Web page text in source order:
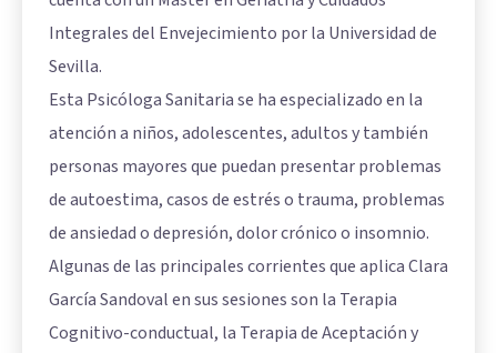
Integrales del Envejecimiento por la Universidad de
Sevilla.
Esta Psicóloga Sanitaria se ha especializado en la
atención a niños, adolescentes, adultos y también
personas mayores que puedan presentar problemas
de autoestima, casos de estrés o trauma, problemas
de ansiedad o depresión, dolor crónico o insomnio.
Algunas de las principales corrientes que aplica Clara
García Sandoval en sus sesiones son la Terapia
Cognitivo-conductual, la Terapia de Aceptación y